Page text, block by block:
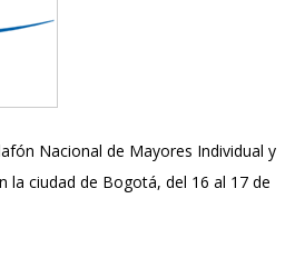
Nacional de Mayores Individual y
la ciudad de Bogotá, del 16 al 17 de